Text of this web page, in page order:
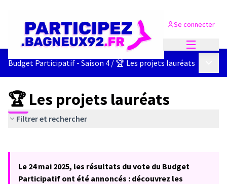
Se connecter
Budget Participatif - Saison 4 / 🏆 Les projets lauréats
🏆 Les projets lauréats
Filtrer et rechercher
−
Le 24 mai 2025, les résultats du vote du Budget
Participatif ont été annoncés : découvrez les